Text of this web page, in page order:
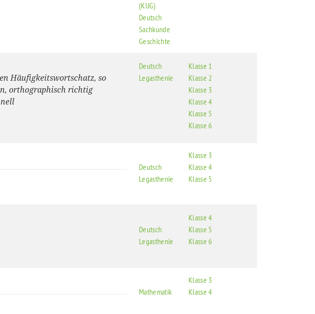
(KUG)
Deutsch
Sachkunde
Geschichte
Häufigkeitswortschatz, so
orthographisch richtig
Deutsch
Legasthenie
Klasse 1
Klasse 2
Klasse 3
Klasse 4
Klasse 5
Klasse 6
Deutsch
Legasthenie
Klasse 3
Klasse 4
Klasse 5
Deutsch
Legasthenie
Klasse 4
Klasse 5
Klasse 6
Mathematik
Klasse 3
Klasse 4